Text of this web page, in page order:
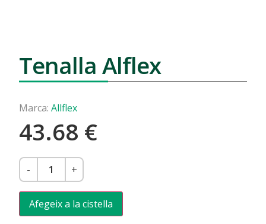
Tenalla Alflex
Marca: Allflex
43.68 €
- +
Afegeix a la cistella